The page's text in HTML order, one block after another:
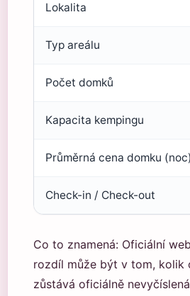
Lokalita
Typ areálu
Počet domků
Kapacita kempingu
Průměrná cena domku (noc)
Check-in / Check-out
Co to znamená: Oficiální
rozdíl může být v tom, kolik
zůstává oficiálně